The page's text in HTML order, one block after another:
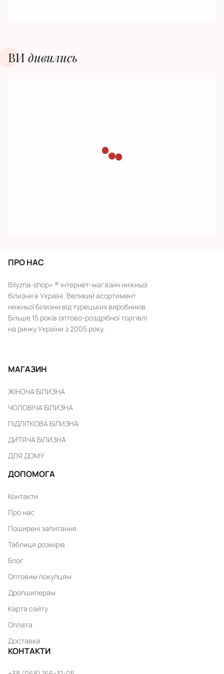
ВИ дивилиcь
ПРО НАС
Bilyzna-shop» ® інтернет-магазин нижньої
білизни в Україні. Великий асортимент
нижньої білизни від турецьких виробників.
Більше 15 років оптово-роздрібної торгівлі
на ринку України з 2005 року.
МАГАЗИН
ЖІНОЧА БІЛИЗНА
ЧОЛОВІЧА БІЛИЗНА
ПІДЛІТКОВА БІЛИЗНА
ДИТЯЧА БІЛИЗНА
ДЛЯ ДОМУ
ДОПОМОГА
Контакти
Про нас
Поширені запитання
Таблиця розмірів
Блог
Оптовим покупцям
Дропшиперам
Карта сайту
Оплата
Доставка
КОНТАКТИ